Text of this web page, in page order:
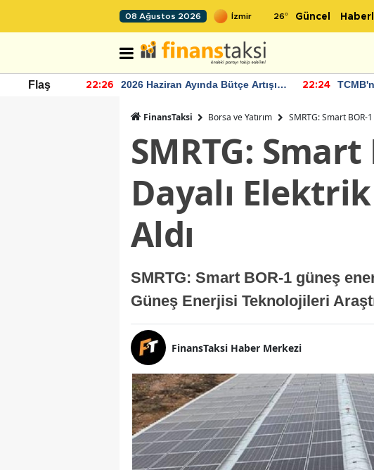
08 Ağustos 2026 26° Güncel
Flaş 22:26
2026 Haziran Ayında Bütçe Artışı
22:24
FinansTaksi Borsa ve Yatırım SMRTG: Smart BOR-
SMRTG:
Dayalı
Aldı
SMRTG: Smart BOR-1 güneş
Güneş Enerjisi Teknolojileri
FinansTaksi Haber Merkezi